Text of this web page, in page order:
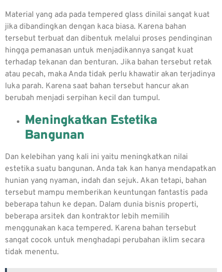
Material yang ada pada tempered glass dinilai sangat kuat
jika dibandingkan dengan kaca biasa. Karena bahan
tersebut terbuat dan dibentuk melalui proses pendinginan
hingga pemanasan untuk menjadikannya sangat kuat
terhadap tekanan dan benturan. Jika bahan tersebut retak
atau pecah, maka Anda tidak perlu khawatir akan terjadinya
luka parah. Karena saat bahan tersebut hancur akan
berubah menjadi serpihan kecil dan tumpul.
Meningkatkan Estetika
Bangunan
Dan kelebihan yang kali ini yaitu meningkatkan nilai
estetika suatu bangunan. Anda tak kan hanya mendapatkan
hunian yang nyaman, indah dan sejuk. Akan tetapi, bahan
tersebut mampu memberikan keuntungan fantastis pada
beberapa tahun ke depan. Dalam dunia bisnis properti,
beberapa arsitek dan kontraktor lebih memilih
menggunakan kaca tempered. Karena bahan tersebut
sangat cocok untuk menghadapi perubahan iklim secara
tidak menentu.